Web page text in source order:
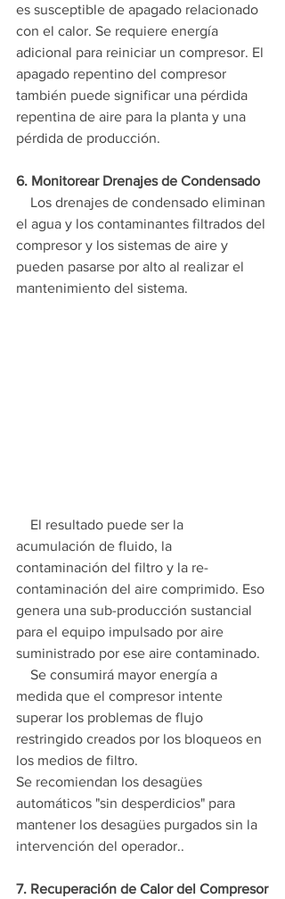
es susceptible de apagado relacionado
con el calor. Se requiere energía
adicional para reiniciar un compresor. El
apagado repentino del compresor
también puede significar una pérdida
repentina de aire para la planta y una
pérdida de producción.
6. Monitorear Drenajes de Condensado
el agua y los contaminantes filtrados del
compresor y los sistemas de aire y
pueden pasarse por alto al realizar el
mantenimiento del sistema.
acumulación de fluido, la
contaminación del filtro y la re-
contaminación del aire comprimido. Eso
genera una sub-producción sustancial
para el equipo impulsado por aire
suministrado por ese aire contaminado.
medida que el compresor intente
superar los problemas de flujo
restringido creados por los bloqueos en
los medios de filtro.
Se recomiendan los desagües
automáticos "sin desperdicios" para
mantener los desagües purgados sin la
intervención del operador..
7. Recuperación de Calor del Compresor